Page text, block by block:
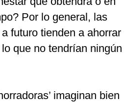
Por lo general, las
futuro tienden a ahorrar
que no tendrían ningún
imaginan bien